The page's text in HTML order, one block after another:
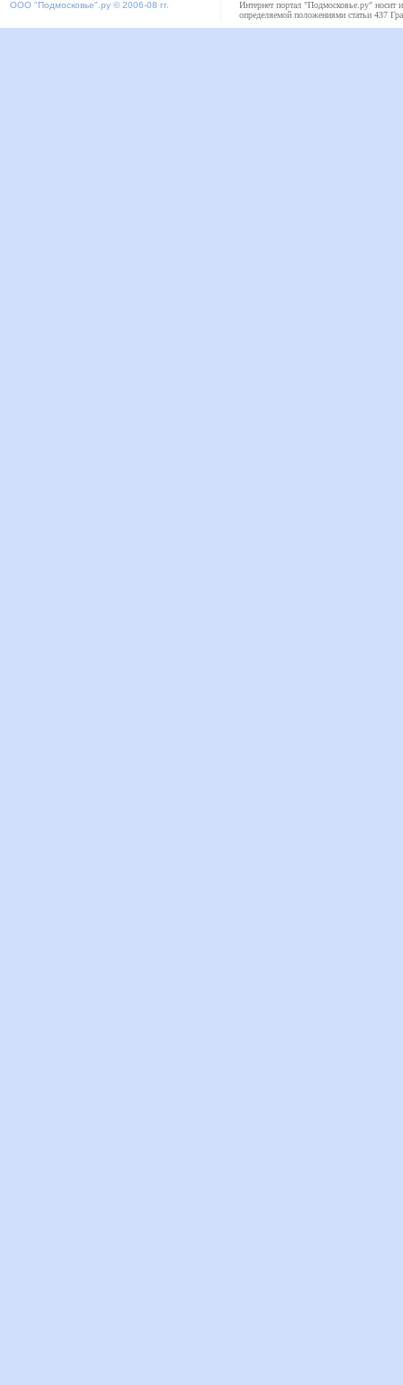
ООО "Подмосковье" .ру © 2006-08 гг.
Интернет портал "Подмосковье.ру" носит
определяемой положениями статьи 437